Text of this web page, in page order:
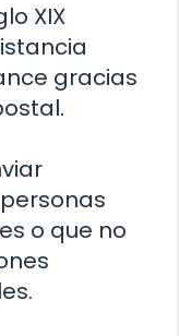
XIX
gracias
o que no